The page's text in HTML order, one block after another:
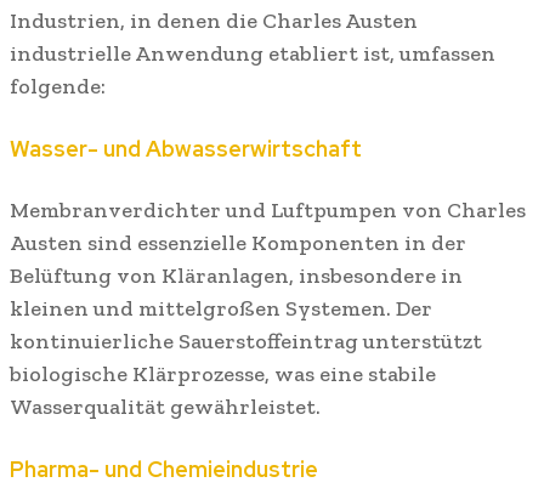
Industrien, in denen die Charles Austen
industrielle Anwendung etabliert ist, umfassen
folgende:
Wasser- und Abwasserwirtschaft
Membranverdichter und Luftpumpen von Charles
Austen sind essenzielle Komponenten in der
Belüftung von Kläranlagen, insbesondere in
kleinen und mittelgroßen Systemen. Der
kontinuierliche Sauerstoffeintrag unterstützt
biologische Klärprozesse, was eine stabile
Wasserqualität gewährleistet.
Pharma- und Chemieindustrie